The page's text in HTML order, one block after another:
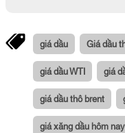
giá dầu Giá dầu
giá dầu WTI giá
giá dầu thô brent
giá xăng dầu hôm nay